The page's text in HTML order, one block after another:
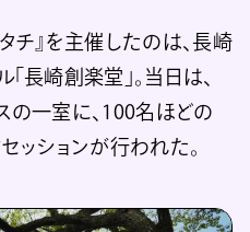
チ』を主催したのは、長崎
長崎創楽堂」。当日は、
一室に、100名ほどの
ッションが行われた。